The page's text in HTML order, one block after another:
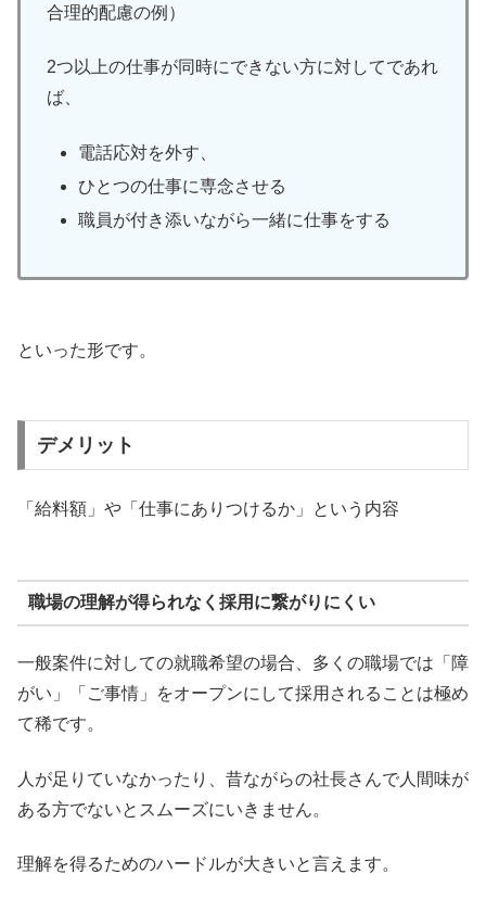
合理的配慮の例）
2つ以上の仕事が同時にできない方に対してであれ
ば、
電話応対を外す、
ひとつの仕事に専念させる
職員が付き添いながら一緒に仕事をする
といった形です。
デメリット
「給料額」や「仕事にありつけるか」という内容
職場の理解が得られなく採用に繋がりにくい
一般案件に対しての就職希望の場合、多くの職場では「障
がい」「ご事情」をオープンにして採用されることは極め
て稀です。
人が足りていなかったり、昔ながらの社長さんで人間味が
ある方でないとスムーズにいきません。
理解を得るためのハードルが大きいと言えます。